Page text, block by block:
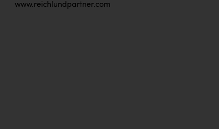
www.reichlundpartner.com